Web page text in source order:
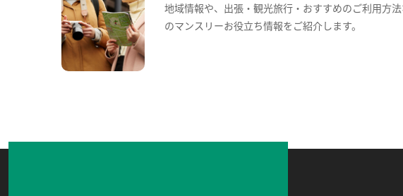
地域情報や、出張・観光旅行・おすすめのご利用方
のマンスリーお役立ち情報をご紹介します。